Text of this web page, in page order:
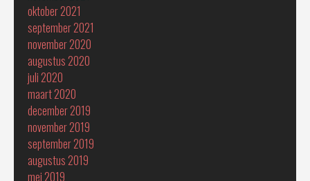
oktober 2021
september 2021
november 2020
augustus 2020
juli 2020
maart 2020
december 2019
november 2019
september 2019
augustus 2019
mei 2019